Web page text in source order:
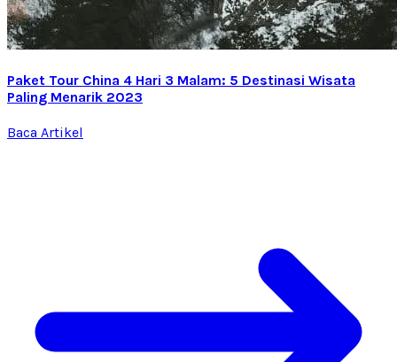
Paket Tour China 4 Hari 3 Malam: 5 Destinasi Wisata
Paling Menarik 2023
Baca Artikel